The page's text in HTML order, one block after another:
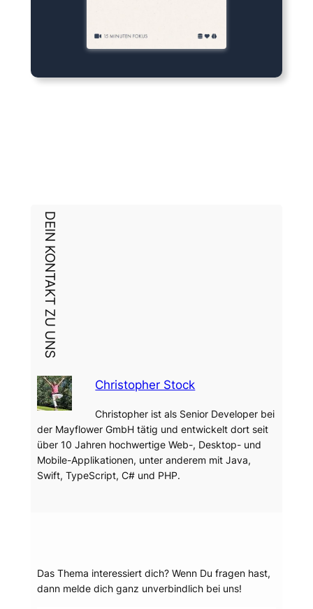
DEIN KONTAKT ZU UNS
Christopher Stock
Christopher ist als Senior Developer bei
der Mayflower GmbH tätig und entwickelt dort seit
über 10 Jahren hochwertige Web-, Desktop- und
Mobile-Applikationen, unter anderem mit Java,
Swift, TypeScript, C# und PHP.
Das Thema interessiert dich? Wenn Du fragen hast,
dann melde dich ganz unverbindlich bei uns!